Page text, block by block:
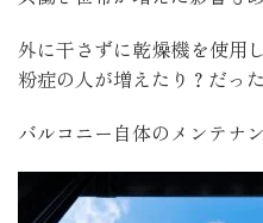
外に干さずに乾燥機を使用
粉症の人が増えたり？だった
バルコニー自体のメンテナ